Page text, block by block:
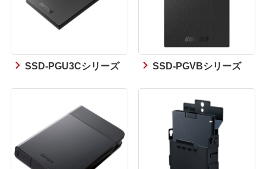
SSD-PGU3Cシリーズ SSD-PGVBシリーズ